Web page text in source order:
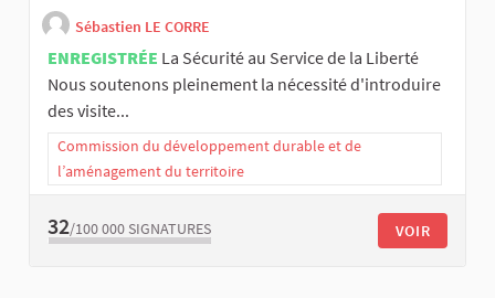
Sébastien LE CORRE
ENREGISTRÉE La Sécurité au Service de la Liberté
Nous soutenons pleinement la nécessité d'introduire
des visite...
Commission du développement durable et de
l’aménagement du territoire
32/100 000 SIGNATURES VOIR